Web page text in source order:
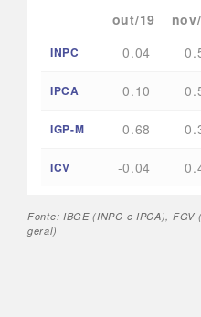
out/19
INPC
0.04
IPCA 0.10
IGP-M 0.68
ICV -0.04
Fonte: IBGE (INPC e IPCA),
geral)